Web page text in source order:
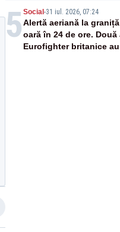
5 Social -31 iul. 2026, 07:24
Alertă aeriană la
oară în 24 de ore. Două
Eurofighter britanice